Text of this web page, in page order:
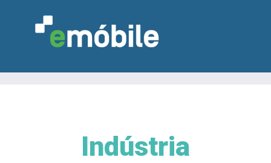
MARCENARIA
DESIGN & DECORAÇÃO
NOTÍCIAS
Indústria